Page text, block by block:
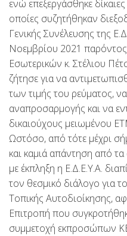
ενώ επεξεργάσθηκε
οποίες συζητήθηκαν
Γενικής Συνέλευσης της
Νοεμβρίου 2021
Εσωτερικών κ. Στέλιου
ζήτησε για να
των τιμής του ρεύματος,
αναπροσαρμογής και να
δικαιούχους μειωμένου
Ωστόσο, από τότε μέχρι
και καμιά απάντηση από
με έκπληξη η Ε.Δ.Ε.Υ.Α.
τον θεσμικό διάλογο για
Τοπικής Αυτοδιοίκησης,
Επιτροπή που
συμμετοχή εκπροσώπων